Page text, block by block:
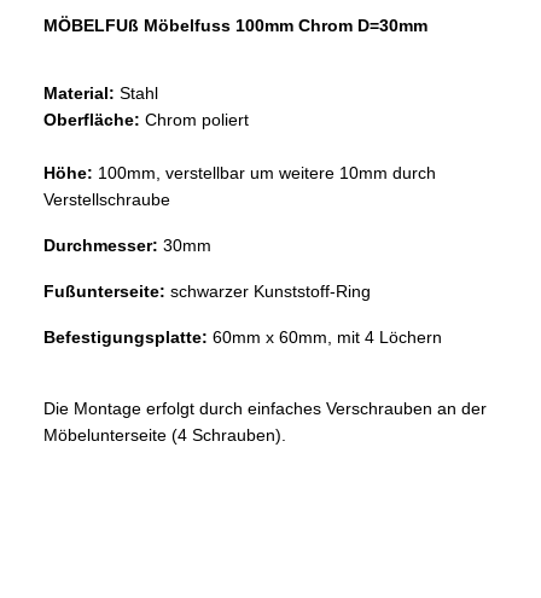
MÖBELFUß Möbelfuss 100mm Chrom D=30mm
Material: Stahl
Oberfläche: Chrom poliert
Höhe: 100mm, verstellbar um weitere 10mm durch
Verstellschraube
Durchmesser: 30mm
Fußunterseite: schwarzer Kunststoff-Ring
Befestigungsplatte: 60mm x 60mm, mit 4 Löchern
Die Montage erfolgt durch einfaches Verschrauben an der
Möbelunterseite (4 Schrauben).